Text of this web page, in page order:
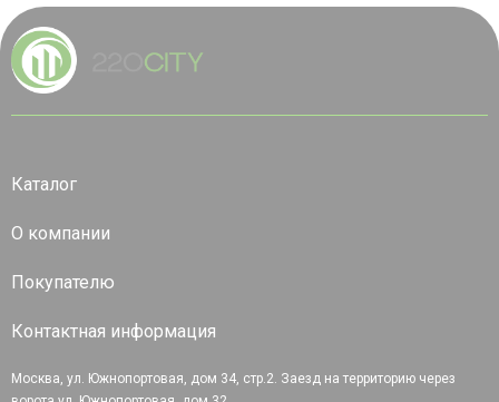
Каталог
О компании
Покупателю
Контактная информация
Москва, ул. Южнопортовая, дом 34, стр.2. Заезд на территорию через